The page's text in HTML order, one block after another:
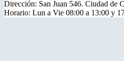
Dirección: San Juan 546. Ciudad de
Horario: Lun a Vie 08:00 a 13:00 y